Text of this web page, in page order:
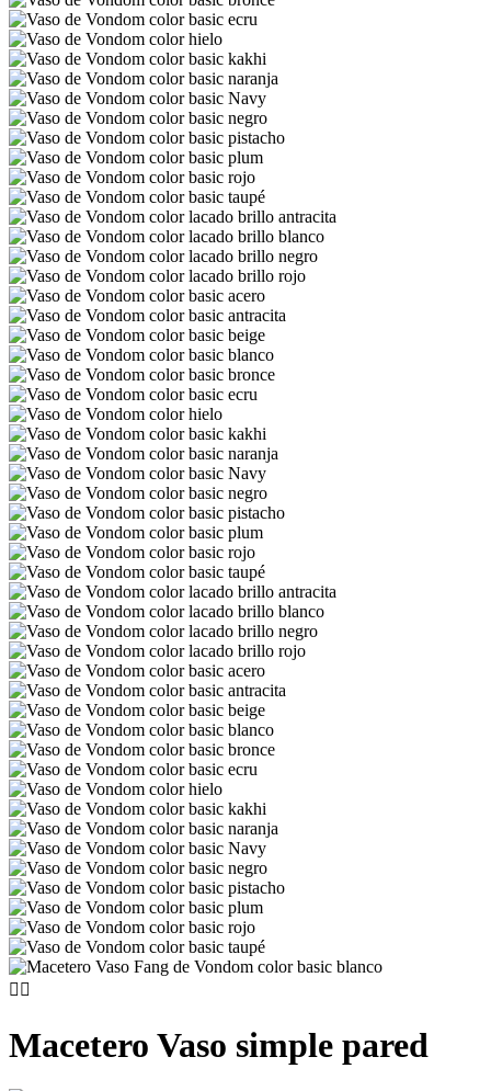
 
Macetero Vaso simple pared